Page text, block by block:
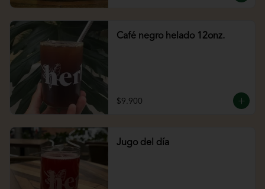
Café negro helado 12onz.
$9.900
Jugo del día